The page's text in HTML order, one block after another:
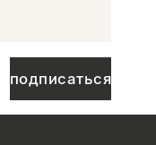
подписаться